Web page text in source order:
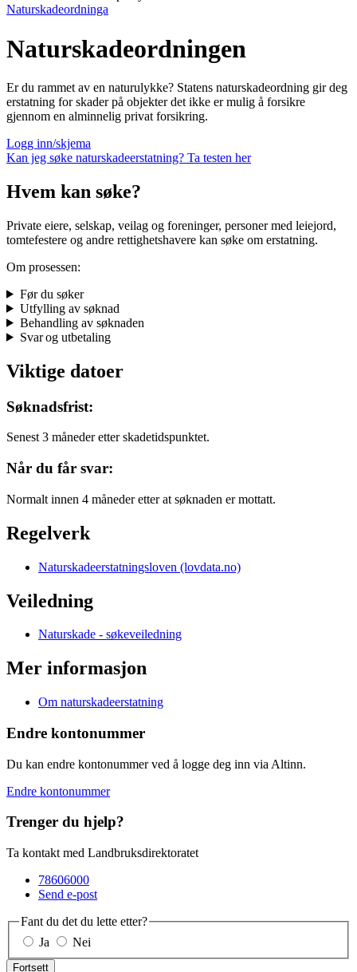
Naturskadeordninga
Naturskadeordningen
Er du rammet av en naturulykke? Statens naturskadeordning gir deg
erstatning for skader på objekter det ikke er mulig å forsikre
gjennom en alminnelig privat forsikring.
Logg inn/skjema
Kan jeg søke naturskadeerstatning? Ta testen her
Hvem kan søke?
Private eiere, selskap, veilag og foreninger, personer med leiejord,
tomtefestere og andre rettighetshavere kan søke om erstatning.
Om prosessen:
Før du søker
Utfylling av søknad
Behandling av søknaden
Svar og utbetaling
Viktige datoer
Søknadsfrist:
Senest 3 måneder etter skadetidspunktet.
Når du får svar:
Normalt innen 4 måneder etter at søknaden er mottatt.
Regelverk
Naturskadeerstatningsloven (lovdata.no)
Veiledning
Naturskade - søkeveiledning
Mer informasjon
Om naturskadeerstatning
Endre kontonummer
Du kan endre kontonummer ved å logge deg inn via Altinn.
Endre kontonummer
Trenger du hjelp?
Ta kontakt med Landbruksdirektoratet
78606000
Send e-post
Fant du det du lette etter?
Ja
Nei
Fortsett